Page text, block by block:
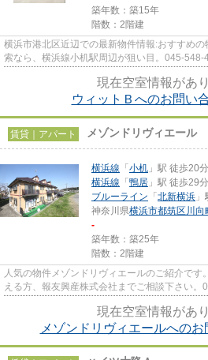
築年数：築15年
階数：2階建
横浜市港北区近辺での最新物件情報:おすすめ
索なら、横浜線小机駅周辺が狙い目。045-548-
現在空室情報があ
ウィットＢへのお問い
賃貸｜アパート メゾンドリヴィエール
横浜線 「 小机 」駅 徒歩20分
横浜線 「 鴨居 」駅 徒歩29分
ブルーライン 「 北新横浜
神奈川県横浜市都筑区 川向
-
築年数：築25年
階数：2階建
人気の物件メゾンドリヴィエールのご紹介で
える方、報友興産株式会社までご相談下さい
現在空室情報があ
メゾンドリヴィエールへの